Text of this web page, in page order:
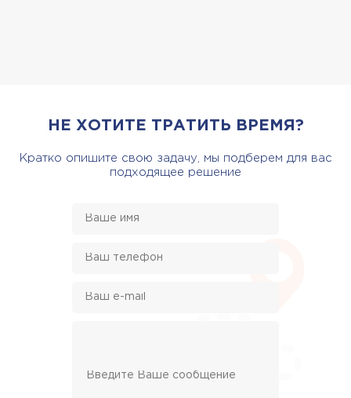
НЕ ХОТИТЕ ТРАТИТЬ ВРЕМЯ?
Кратко опишите свою задачу, мы подберем для вас
подходящее решение